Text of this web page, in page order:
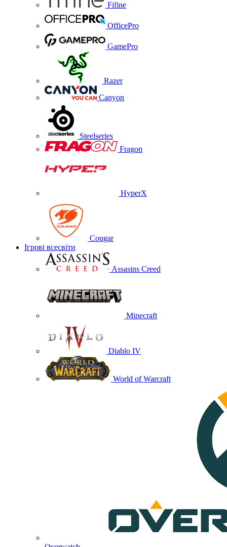
Fifine
OfficePro
GamePro
Razer
Canyon
Steelseries
Fragon
HyperX
Cougar
Ігрові всесвіти
Assasins Creed
Minecraft
Diablo IV
World of Warcraft